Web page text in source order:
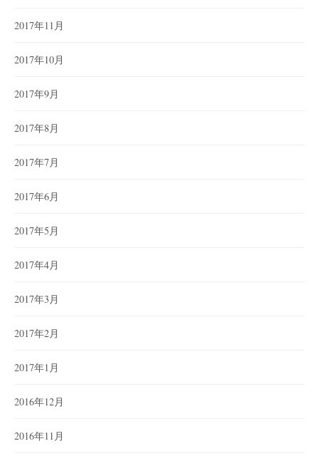
2017年11月
2017年10月
2017年9月
2017年8月
2017年7月
2017年6月
2017年5月
2017年4月
2017年3月
2017年2月
2017年1月
2016年12月
2016年11月